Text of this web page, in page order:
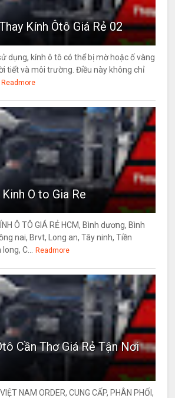
Kính Ôtô Giá Rẻ 02
dụng, kính ô tô có thể bị mờ hoặc ố vàng
tiết và môi trường. Điều này không chỉ
Readmore
O to Gia Re
Ô TÔ GIÁ RẺ HCM, Bình dương, Bình
nai, Brvt, Long an, Tây ninh, Tiền
C...
Readmore
Cần Thơ Giá Rẻ Tận Nơi
NAM ORDER, CUNG CẤP, PHÂN PHỐI,